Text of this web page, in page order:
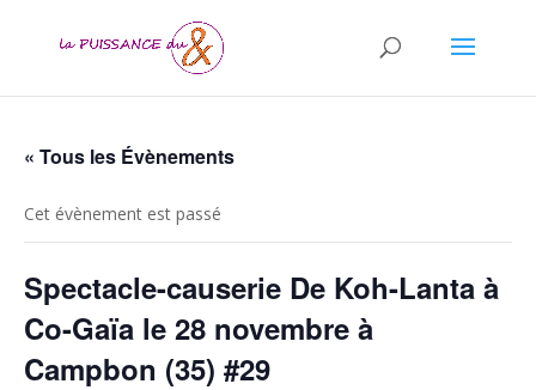
« Tous les Évènements
Cet évènement est passé
Spectacle-causerie De Koh-Lanta à
Co-Gaïa le 28 novembre à
Campbon (35) #29